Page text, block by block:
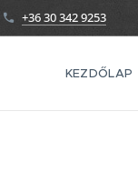
+36 30 342 9253
KEZDŐLAP